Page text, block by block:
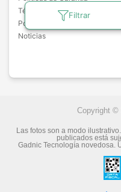
Filtrar
Términos y Promociones
Políticas de Privacidad
Noticias
Copyright ©
Las fotos son a modo
publicados está
Gadnic Tecnología novedosa.